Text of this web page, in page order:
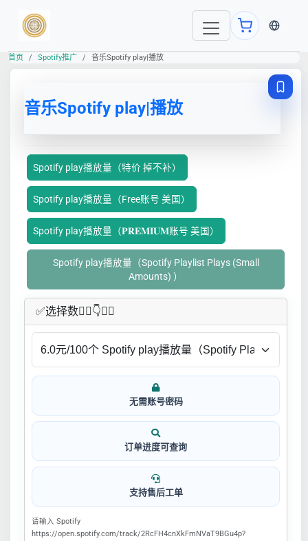
当前语
首页 Spotify推广 音乐Spotify play|播放
音乐Spotify play|播放
Spotify play播放量（特价 掉不补）
Spotify play播放量（Free账号 美国）
Spotify play播放量（𝐏𝐑𝐄𝐌𝐈𝐔𝐌账号 美国）
Spotify play播放量（Spotify Playlist Plays (Small
Amounts) ）
✅​选择数👇🏻​​👇👇🏻​​
无需账号密码
订单进度可查询
支持售后工单
请输入 Spotify
https://open.spotify.com/track/2RcFH4cnXkFmNVaT9BGu4p?